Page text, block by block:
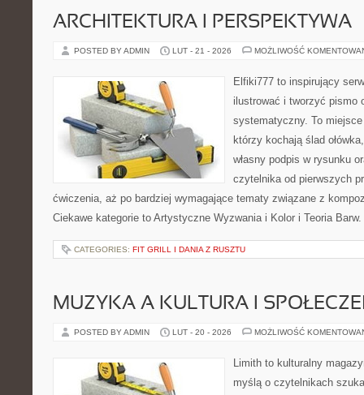
ARCHITEKTURA I PERSPEKTYWA
POSTED BY ADMIN LUT - 21 - 2026 MOŻLIWOŚĆ
Elfiki777 to inspirujący
ilustrować i tworzyć pismo
systematyczny. To
którzy kochają ślad
własny podpis w rysunku
czytelnika od pierwszych
ćwiczenia, aż po bardziej wymagające tematy związane z
Ciekawe kategorie to Artystyczne Wyzwania i Kolor i Teoria
CATEGORIES: FIT GRILL I DANIA Z RUSZTU
MUZYKA A KULTURA I
POSTED BY ADMIN LUT - 20 - 2026 MOŻLIWOŚĆ
Limith to kulturalny
myślą o czytelnikach